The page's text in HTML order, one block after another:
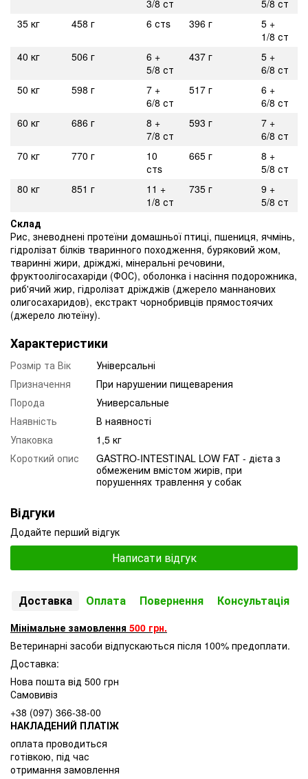
3/8 ст
5/8 ст
35 кг
458 г 6 стs 396 г
5 +
1/8 ст
40 кг
506 г
6 +
5/8 ст
437 г
5 +
6/8 ст
50 кг
598 г
7 +
6/8 ст
517 г
6 +
6/8 ст
60 кг
686 г
8 +
7/8 ст
593 г
7 +
6/8 ст
70 кг
770 г
10
стs
665 г
8 +
5/8 ст
80 кг
851 г
11 +
1/8 ст
735 г
9 +
5/8 ст
Склад
Рис, зневоднені протеїни домашньої птиці, пшениця, ячмінь,
гідролізат білків тваринного походження, буряковий жом,
тваринні жири, дріжджі, мінеральні речовини,
фруктоолігосахаріди (ФОС), оболонка і насіння подорожника,
риб'ячий жир, гідролізат дріжджів (джерело маннанових
олигосахаридов), екстракт чорнобривців прямостоячих
(джерело лютеїну).
Характеристики
Розмір та Вік
Універсальні
Призначення
При нарушении пищеварения
Порода
Универсальные
Наявність
В наявності
Упаковка
1,5 кг
Короткий опис
GASTRO-INTESTINAL LOW FAT - дієта з
обмеженим вмістом жирів, при
порушеннях травлення у собак
Відгуки
Додайте перший відгук
Написати відгук
Доставка Оплата Повернення Консультація
Мінімальне замовлення 500 грн.
Ветеринарні засоби відпускаються після 100% предоплати.
Доставка:
Нова пошта від 500 грн
Самовивіз
+38 (097) 366-38-00
НАКЛАДЕНИЙ ПЛАТІЖ
оплата проводиться
готівкою, під час
отримання замовлення